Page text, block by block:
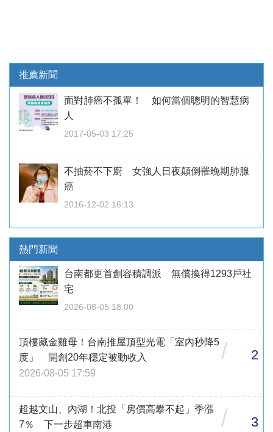
推薦新聞
面對肺癌不孤單！ 如何當個聰明的智慧病
人
2017-05-03 17:25
不抽菸不下廚 女強人日夜顛倒罹晚期肺腺
癌
2016-12-02 16:13
熱門新聞
台南都更首創容積調派 無償換得1293戶社
宅
2026-08-05 18:00
頂樓藏金雞母！台南推屋頂型光電「室內秒降5
度」 開創20年穩定被動收入
2026-08-05 17:59
/ 2
超越文山、內湖！北投「房價高攀不起」季漲
7％ 下一步超車南港
/ 3